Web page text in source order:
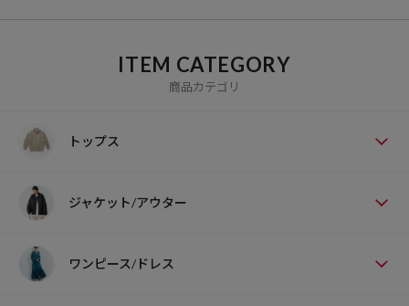
ITEM CATEGORY
商品カテゴリ
トップス
ジャケット/アウター
ワンピース/ドレス